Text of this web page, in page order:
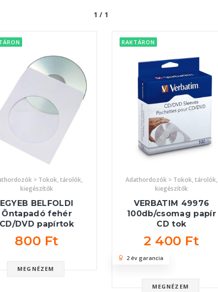
1 / 1
> Tokok, tárolók,
kiegészítők
EGYEB BELFOLDI
Öntapadó fehér
CD/DVD papírtok
800 Ft
MEGNÉZEM
RAKTÁRON
Adathordozók > Tokok, tárolók,
kiegészítők
VERBATIM 49976
100db/csomag papír
CD tok
2 400 Ft
MEGNÉZEM
2 év garancia